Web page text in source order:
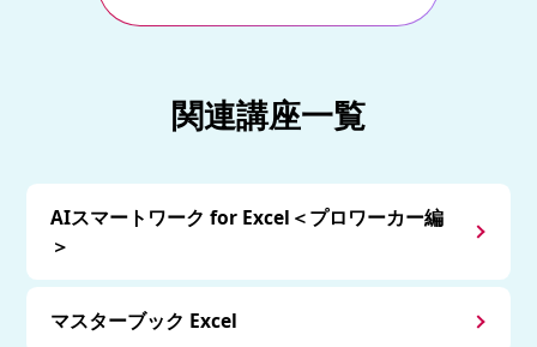
関連講座一覧
AIスマートワーク for Excel＜プロワーカー編
＞
マスターブック Excel